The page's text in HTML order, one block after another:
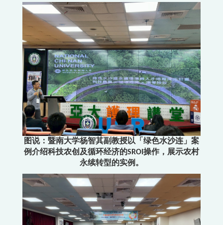
图说：暨南大学杨智其副教授以「绿色水沙连」案
例介绍科技农创及循环经济的SROI操作，展示农村
永续转型的实例。